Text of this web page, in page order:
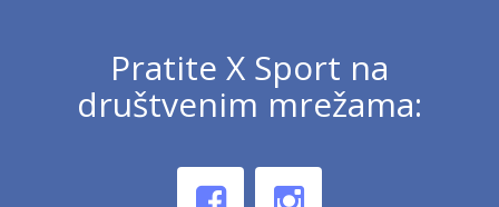
Pratite X Sport na
društvenim mrežama: